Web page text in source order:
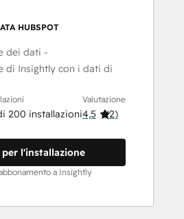
HUBSPOT
dei dati -
di Insightly con i dati di
200 installazioni
Valutazione
4,5 (2)
l'installazione
a Insightly